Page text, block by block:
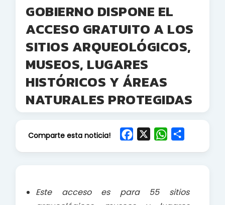
GOBIERNO DISPONE EL
ACCESO GRATUITO A LOS
SITIOS ARQUEOLÓGICOS,
MUSEOS, LUGARES
HISTÓRICOS Y ÁREAS
NATURALES PROTEGIDAS
Comparte esta noticia!
W
A
Este acceso es para 55 sitios